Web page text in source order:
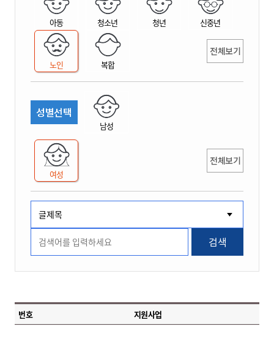
아동 청소년 청년 신중년
노인 복합
전체보기
성별선택
남성
여성
전체보기
검색
번호 지원사업